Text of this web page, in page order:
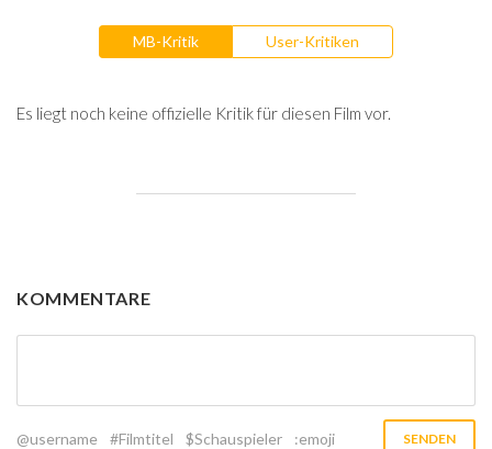
MB-Kritik User-Kritiken
Es liegt noch keine offizielle Kritik für diesen Film vor.
KOMMENTARE
@username #Filmtitel $Schauspieler :emoji